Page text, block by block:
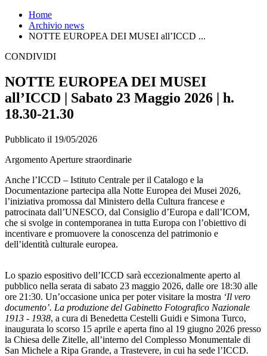
Home
Archivio news
NOTTE EUROPEA DEI MUSEI all’ICCD ...
CONDIVIDI
NOTTE EUROPEA DEI MUSEI
all’ICCD | Sabato 23 Maggio 2026 | h.
18.30-21.30
Pubblicato il 19/05/2026
Argomento Aperture straordinarie
Anche l’ICCD – Istituto Centrale per il Catalogo e la
Documentazione partecipa alla Notte Europea dei Musei 2026,
l’iniziativa promossa dal Ministero della Cultura francese e
patrocinata dall’UNESCO, dal Consiglio d’Europa e dall’ICOM,
che si svolge in contemporanea in tutta Europa con l’obiettivo di
incentivare e promuovere la conoscenza del patrimonio e
dell’identità culturale europea.
Lo spazio espositivo dell’ICCD sarà eccezionalmente aperto al
pubblico nella serata di sabato 23 maggio 2026, dalle ore 18:30 alle
ore 21:30. Un’occasione unica per poter visitare la mostra ‘Il vero
documento’. La produzione del Gabinetto Fotografico Nazionale
1913 - 1938, a cura di Benedetta Cestelli Guidi e Simona Turco,
inaugurata lo scorso 15 aprile e aperta fino al 19 giugno 2026 presso
la Chiesa delle Zitelle, all’interno del Complesso Monumentale di
San Michele a Ripa Grande, a Trastevere, in cui ha sede l’ICCD.